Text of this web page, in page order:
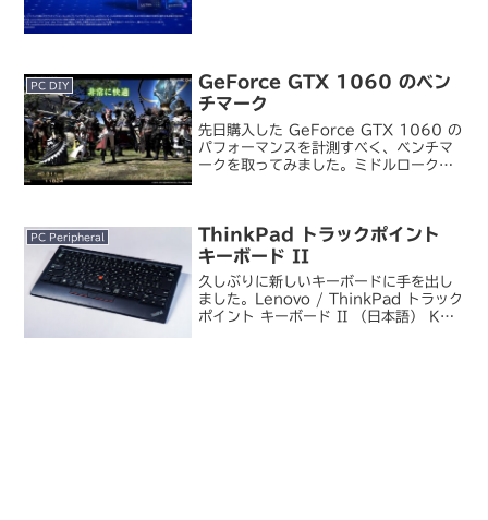
PC DIY
GeForce GTX 1060 のベン
チマーク
先日購入した GeForce GTX 1060 の
パフォーマンスを計測すべく、ベンチマ
ークを取ってみました。ミドルロークラ
ン...
PC Peripheral
ThinkPad トラックポイント
キーボード II
久しぶりに新しいキーボードに手を出し
ました。Lenovo / ThinkPad トラック
ポイント キーボード II （日本語） KC-